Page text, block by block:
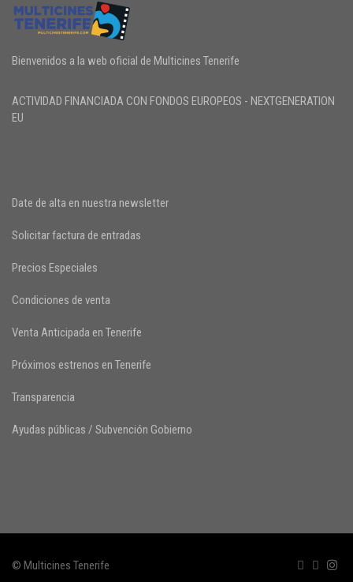
Bienvenidos a la web oficial de Multicines Tenerife
ACTIVIDAD FINANCIADA CON FONDOS EUROPEOS - NEXTGENERATION
EU
Date de alta en nuestra newsletter
Solicitar factura de entradas
Precios Especiales
Condiciones de venta
Venta Anticipada en Tenerife
Próximos estrenos en Tenerife
Transparencia
Ayudas públicas / Subvención Gobierno
© Multicines Tenerife